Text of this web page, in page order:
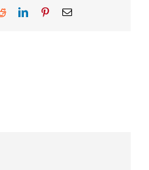
RedditLinkedInPinterestEmail